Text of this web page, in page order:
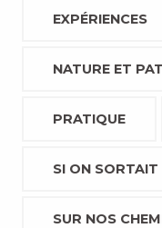
EXPÉRIENCES
NATURE ET
PRATIQUE
SI ON SORTAIT
SUR NOS